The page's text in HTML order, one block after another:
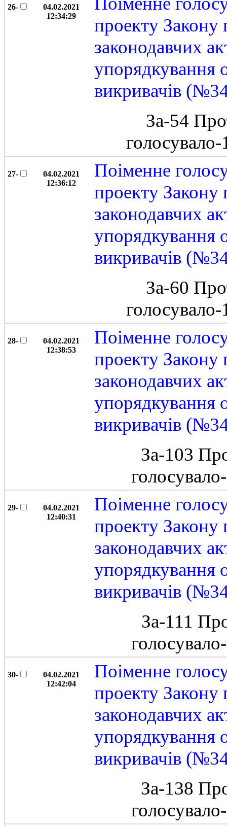
26-
04.02.2021
12:34:29
проекту Закону
законодавчих
упорядкування
викривачів
За-54
27-
04.02.2021
12:36:12
Поіменне
проекту Закону
законодавчих
упорядкування
викривачів
За-60
28-
04.02.2021
12:38:53
Поіменне
проекту Закону
законодавчих
упорядкування
викривачів
За-103
29-
04.02.2021
12:40:31
Поіменне
проекту Закону
законодавчих
упорядкування
викривачів
За-111
30-
04.02.2021
12:42:04
Поіменне
проекту Закону
законодавчих
упорядкування
викривачів
За-138